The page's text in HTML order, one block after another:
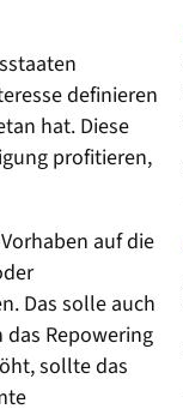
definieren
hat. Diese
profitieren,
auf die
Das solle auch
Repowering
sollte das